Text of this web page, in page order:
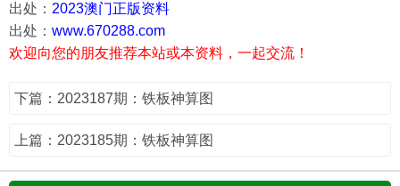
出处： 2023澳门正版资料
出处： www.670288.com
欢迎向您的朋友推荐本站或本资料，一起交流！
下篇：2023187期：铁板神算图
上篇：2023185期：铁板神算图